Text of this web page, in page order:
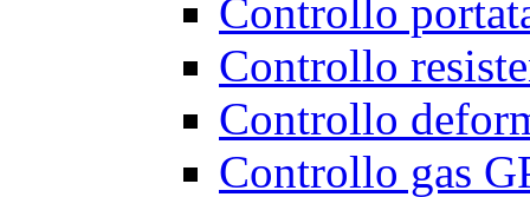
Controllo
Controllo
Controllo
Controllo gas